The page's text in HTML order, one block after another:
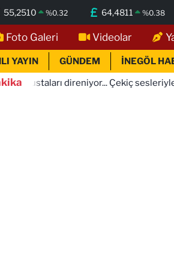
55,2510 %0.32 64,4811 %0.38
Foto Galeri Videolar
YAYIN GÜNDEM İNEGÖL
direniyor... Çekiç sesleriyle yaşayan